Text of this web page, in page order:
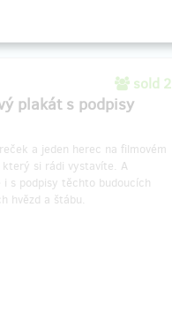
sold 2
plakát s podpisy
a jeden herec na filmovém
si rádi vystavíte. A
i s podpisy těchto budoucích
hvězd a štábu.